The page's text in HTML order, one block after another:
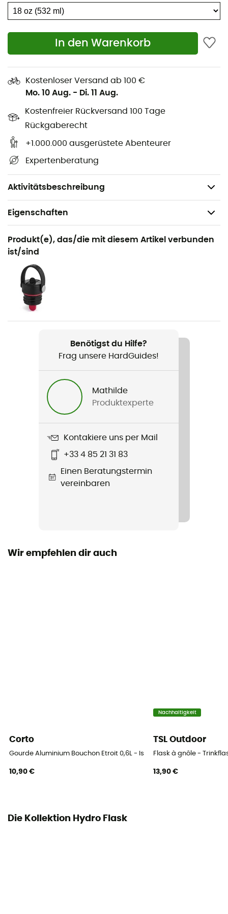
In den Warenkorb
Kostenloser Versand ab 100 €
Mo. 10 Aug. - Di. 11 Aug.
Kostenfreier Rückversand 100 Tage
Rückgaberecht
+1.000.000 ausgerüstete Abenteurer
Expertenberatung
Aktivitätsbeschreibung
Die TempShield™-Isolierung beseitigt
Kondensation und hält Getränke bis zu 24 Stunden
kalt oder bis zu 12 Stunden warm
Robuste Konstruktion aus professionellem 18/8-
Frei von BPA und Phthalaten
Lebenslange Garantie
Durchmesser des Flaschenhalses: 4,85 cm
Durchmesser: 7,28 cm
Höhe: 22 cm
Gewicht: 320 g
Eigenschaften
Geeignet für
Wandern / Trekking / Camping / Biwak
Geschlecht
Herren / Damen
Gewicht
320 g
18 oz Standard Mouth
Technologien
TempShield®
Stainless Steel 18/8
Herstellergarantie
Produkt(e), das/die mit diesem Artikel verbunden
ist/sind
Benötigst du Hilfe?
Frag unsere HardGuides!
Mathilde
Produktexperte
Kontakiere uns per Mail
+33 4 85 21 31 83
Einen Beratungstermin
vereinbaren
Wir empfehlen dir auch
Corto
Gourde Aluminium Bouchon Etroit 0,6L - Isolierflasche
10,90 €
Nachhaltigkeit
TSL Outdoor
Flask à gnôle -
13,90 €
Die Kollektion Hydro Flask